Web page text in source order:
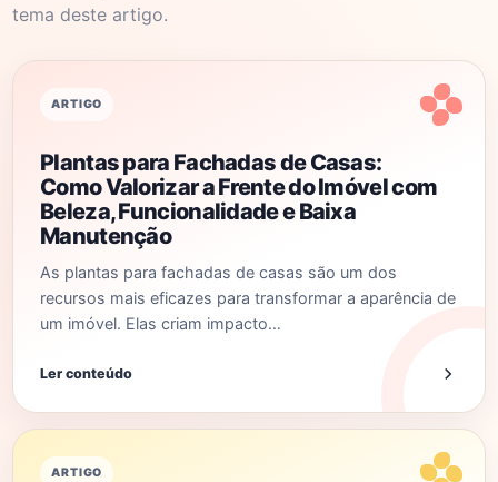
tema deste artigo.
ARTIGO
Plantas para Fachadas de Casas:
Como Valorizar a Frente do Imóvel com
Beleza, Funcionalidade e Baixa
Manutenção
As plantas para fachadas de casas são um dos
recursos mais eficazes para transformar a aparência de
um imóvel. Elas criam impacto…
Ler conteúdo
ARTIGO